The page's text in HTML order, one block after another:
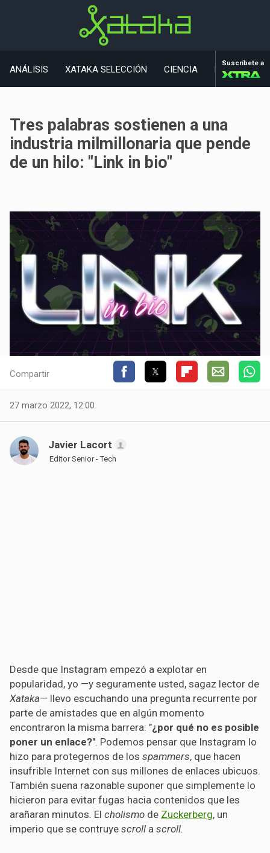
ANÁLISIS XATAKA SELECCIÓN CIENCIA MOVILIDAD
Suscríbete a
Tres palabras sostienen a una
industria milmillonaria que pende
de un hilo: "Link in bio"
Compartir
27 marzo 2022, 12:00
Javier Lacort
Editor Senior - Tech
Desde que Instagram empezó a explotar en
popularidad, yo —y seguramente usted, sagaz lector de
Xataka— llevo escuchando una pregunta recurrente por
parte de amistades que en algún momento
encontraron la misma barrera: "¿por qué no es posible
poner un enlace?". Podemos pensar que Instagram lo
hizo para protegernos de los spammers, que hacen
insufrible Internet con sus millones de enlaces ubicuos.
También suena razonable suponer que simplemente lo
hicieron para evitar fugas hacia contenidos que les
arañaran minutos. El cholismo de Zuckerberg, un
imperio que se contruye scroll a scroll.